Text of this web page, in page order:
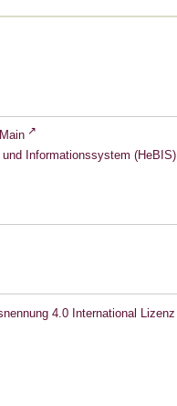
Informationssystem (HeBIS)
4.0 International Lizenz